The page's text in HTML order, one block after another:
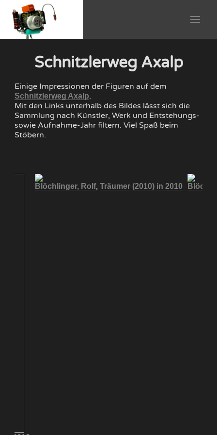
Schnitzlerweg Axalp
Einige Impressionen der Figuren auf dem
Schnitzlerweg Axalp.
Mit den Links unterhalb des Bildes lässt sich die
Sammlung nach Künstler, Werk und Entstehungs-
sowie Aufnahme-Jahr filtern. Viel Spaß beim
Stöbern.
Blöchlinger, Rolf, Träumer (2010) in 2010